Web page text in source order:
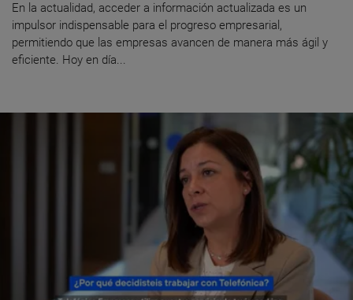
En la actualidad, acceder a información actualizada es un
impulsor indispensable para el progreso empresarial,
permitiendo que las empresas avancen de manera más ágil y
eficiente. Hoy en día...